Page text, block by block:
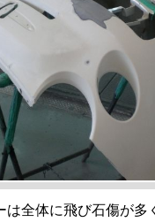
は全体に飛び石傷が多